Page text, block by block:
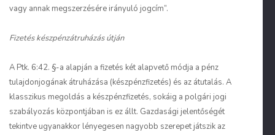
vagy annak megszerzésére irányuló jogcím”.
Fizetés készpénzátruházás útján
A Ptk. 6:42. §-a alapján a fizetés két alapvető módja a pénz
tulajdonjogának átruházása (készpénzfizetés) és az átutalás. A
klasszikus megoldás a készpénzfizetés, sokáig a polgári jogi
szabályozás központjában is ez állt. Gazdasági jelentőségét
tekintve ugyanakkor lényegesen nagyobb szerepet játszik az